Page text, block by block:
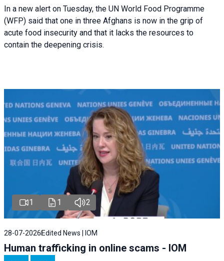
In a new alert on Tuesday, the UN World Food Programme
(WFP) said that one in three Afghans is now in the grip of
acute food insecurity and that it lacks the resources to
contain the deepening crisis.
1 1 2
28-07-2026 Edited News | IOM
Human trafficking in online scams - IOM